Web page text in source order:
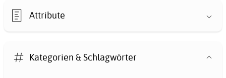
Attribute
Kategorien & Schlagwörter